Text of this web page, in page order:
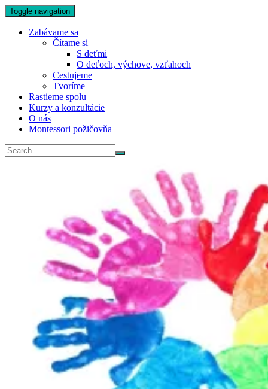
Toggle navigation
Zabávame sa
Čítame si
S deťmi
O deťoch, výchove, vzťahoch
Cestujeme
Tvoríme
Rastieme spolu
Kurzy a konzultácie
O nás
Montessori požičovňa